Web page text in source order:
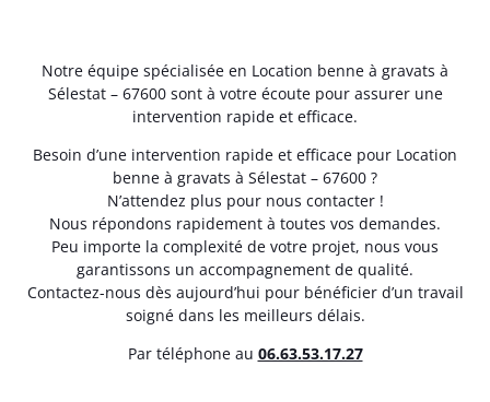
Notre équipe spécialisée en Location benne à gravats à
Sélestat – 67600 sont à votre écoute pour assurer une
intervention rapide et efficace.
Besoin d’une intervention rapide et efficace pour Location
benne à gravats à Sélestat – 67600 ?
N’attendez plus pour nous contacter !
Nous répondons rapidement à toutes vos demandes.
Peu importe la complexité de votre projet, nous vous
garantissons un accompagnement de qualité.
Contactez-nous dès aujourd’hui pour bénéficier d’un travail
soigné dans les meilleurs délais.
Par téléphone au 06.63.53.17.27